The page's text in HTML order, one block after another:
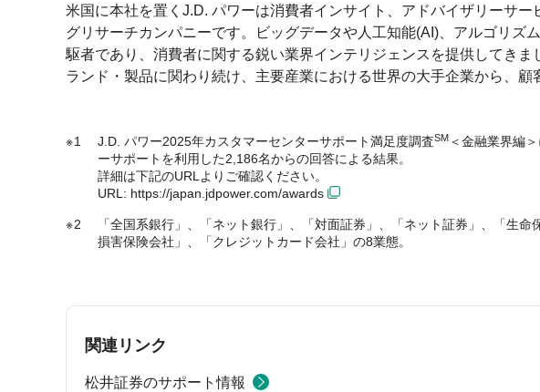
米国に本社を置くJ.D. パワーは消費者インサイト、アドバイザリーサ
グリサーチカンパニーです。ビッグデータや人工知能(AI)、アルゴリズ
駆者であり、消費者に関する鋭い業界インテリジェンスを提供してき
ランド・製品に関わり続け、主要産業における世界の大手企業から、
1 J.D. パワー2025年カスタマーセンターサポート満足度調査SM＜金融業界編
ーサポートを利用した2,186名からの回答による結果。
詳細は下記のURLよりご確認ください。
URL: https://japan.jdpower.com/awards
2
「全国系銀行」、「ネット銀行」、「対面証券」、「ネット証券」、「生
損害保険会社」、「クレジットカード会社」の8業態。
関連リンク
松井証券のサポート情報